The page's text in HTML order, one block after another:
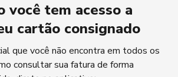
você tem acesso a
cartão consignado
que você não encontra em todos os
consultar sua fatura de forma